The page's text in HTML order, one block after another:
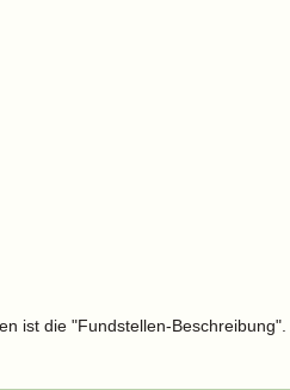
ist die "Fundstellen-